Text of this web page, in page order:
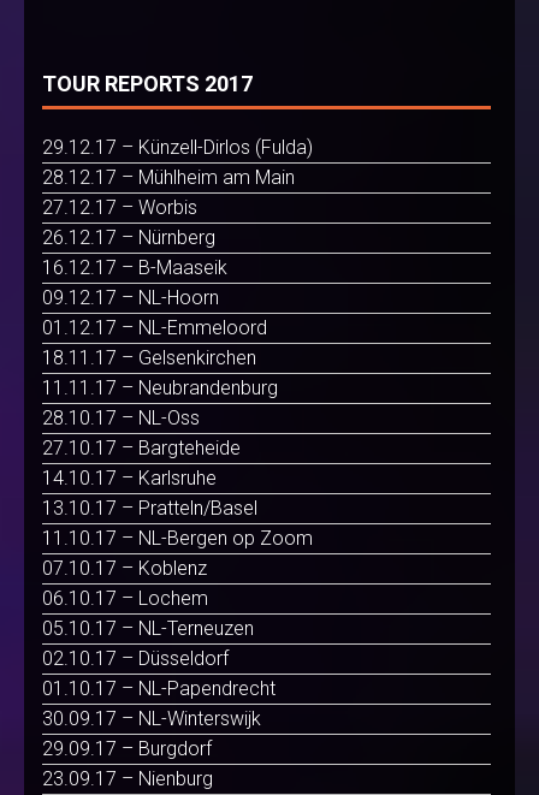
TOUR REPORTS 2017
29.12.17 – Künzell-Dirlos (Fulda)
28.12.17 – Mühlheim am Main
27.12.17 – Worbis
26.12.17 – Nürnberg
16.12.17 – B-Maaseik
09.12.17 – NL-Hoorn
01.12.17 – NL-Emmeloord
18.11.17 – Gelsenkirchen
11.11.17 – Neubrandenburg
28.10.17 – NL-Oss
27.10.17 – Bargteheide
14.10.17 – Karlsruhe
13.10.17 – Pratteln/Basel
11.10.17 – NL-Bergen op Zoom
07.10.17 – Koblenz
06.10.17 – Lochem
05.10.17 – NL-Terneuzen
02.10.17 – Düsseldorf
01.10.17 – NL-Papendrecht
30.09.17 – NL-Winterswijk
29.09.17 – Burgdorf
23.09.17 – Nienburg